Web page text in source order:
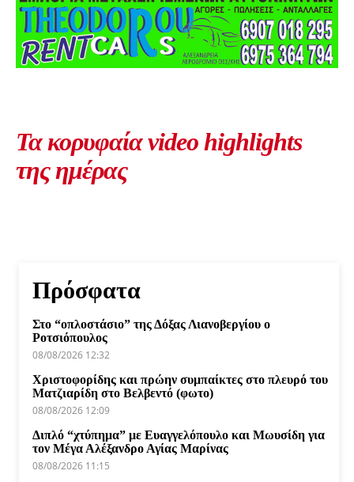
Τα κορυφαία video highlights
της ημέρας
Πρόσφατα
Στο “οπλοστάσιο” της Δόξας Λιανοβεργίου ο
Ροτσιόπουλος
08/08/2026 12:32
Χριστοφορίδης και πρώην συμπαίκτες στο πλευρό του
Ματζιαρίδη στο Βελβεντό (φωτο)
08/08/2026 12:09
Διπλό “χτύπημα” με Ευαγγελόπουλο και Μωυσίδη για
τον Μέγα Αλέξανδρο Αγίας Μαρίνας
08/08/2026 11:15